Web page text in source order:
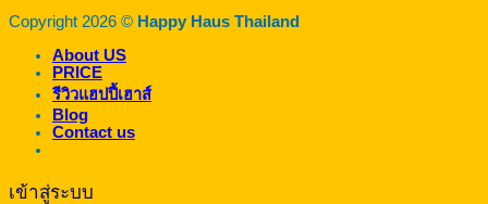
Copyright 2026 © Happy Haus Thailand
About US
PRICE
รีวิวแฮปปี้เฮาส์
Blog
Contact us
เข้าสู่ระบบ